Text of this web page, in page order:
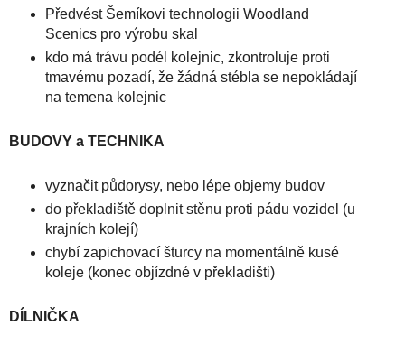
Předvést Šemíkovi technologii Woodland
Scenics pro výrobu skal
kdo má trávu podél kolejnic, zkontroluje proti
tmavému pozadí, že žádná stébla se nepokládají
na temena kolejnic
BUDOVY a TECHNIKA
vyznačit půdorysy, nebo lépe objemy budov
do překladiště doplnit stěnu proti pádu vozidel (u
krajních kolejí)
chybí zapichovací šturcy na momentálně kusé
koleje (konec objízdné v překladišti)
DÍLNIČKA